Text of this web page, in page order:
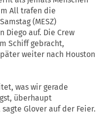
All trafen die
(MESZ)
Diego auf. Die Crew
Schiff gebracht,
weiter nach Houston
was wir gerade
überhaupt
sagte Glover auf der Feier.